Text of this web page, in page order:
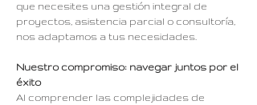
que necesites una gestión integral de
proyectos, asistencia parcial o consultoría,
nos adaptamos a tus necesidades.
Nuestro compromiso: navegar juntos por el
éxito
Al comprender las complejidades de